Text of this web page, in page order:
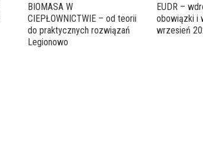
BIOMASA W
CIEPŁOWNICTWIE – od teorii
do praktycznych rozwiązań
Legionowo
EUDR –
obowiązki i
wrzesień